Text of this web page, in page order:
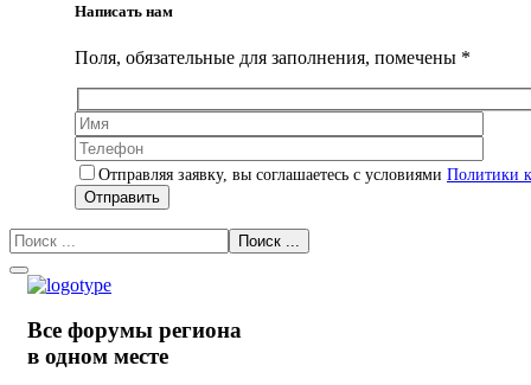
Написать нам
Поля, обязательные для заполнения, помечены *
Отправляя заявку, вы соглашаетесь с условиями Политики
Все форумы региона
в одном месте